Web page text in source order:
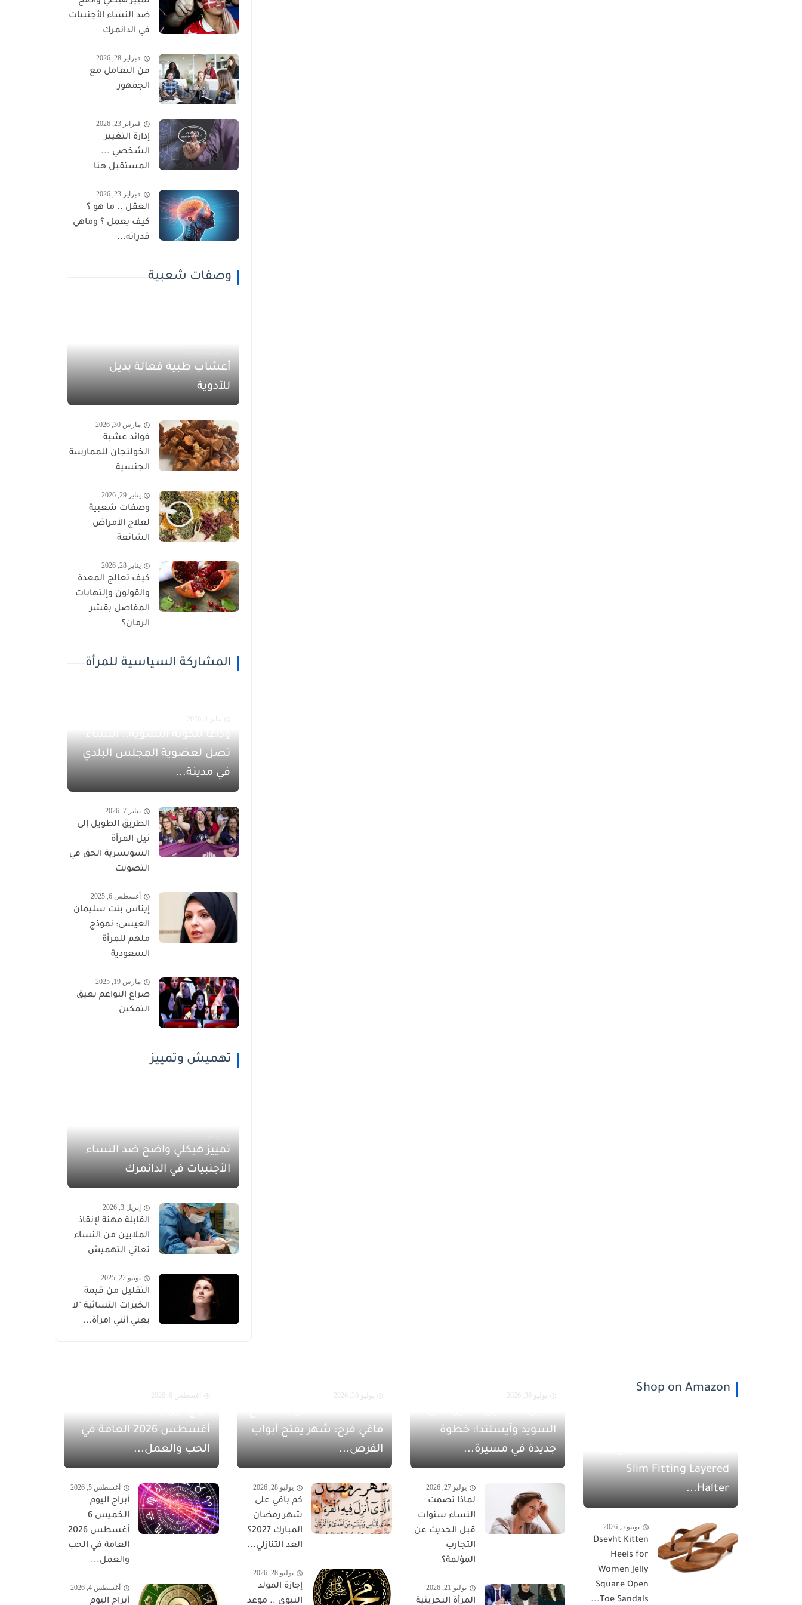
ضد النساء الأجنبيات
في الدانمرك
فبراير 28, 2026
فن التعامل مع
الجمهور
فبراير 23, 2026
إدارة التغيير
الشخصي ...
المستقبل هنا
فبراير 23, 2026
العقل .. ما هو ؟
كيف يعمل ؟ وماهي
قدراته...
وصفات شعبية
أعشاب طبية فعالة بديل
للأدوية
مارس 30, 2026
فوائد عشبة
الخولنجان للممارسة
الجنسية
يناير 29, 2026
وصفات شعبية
لعلاج الأمراض
الشائعة
يناير 28, 2026
كيف تعالج المعدة
والقولون وإلتهابات
المفاصل بقشر
الرمان؟
المشاركة السياسية للمرأة
مايو 1, 2026
وداعاً للكوتة النسوية.. النساء
تصل لعضوية المجلس البلدي
في مدينة...
يناير 7, 2026
الطريق الطويل إلى
نيل المرأة
السويسرية الحق في
التصويت
أغسطس 6, 2025
إيناس بنت سليمان
العيسى: نموذج
ملهم للمرأة
السعودية
مارس 19, 2025
صراع النواعم يعيق
التمكين
تهميش وتمييز
تمييز هيكلي واضح ضد النساء
الأجنبيات في الدانمرك
إبريل 3, 2026
القابلة مهنة لإنقاذ
الملايين من النساء
تعاني التهميش
يونيو 22, 2025
التقليل من قيمة
الخبرات النسائية "لا
يعني أنني امرأة...
Shop on Amazon
Slim Fitting Layered
Halter...
يونيو 5, 2026
Dsevht Kitten
Heels for
Women Jelly
Square Open
Toe Sandals...
يوليو 30, 2026
السويد وآيسلندا: خطوة
جديدة في مسيرة...
يوليو 27, 2026
لماذا تصمت
النساء سنوات
قبل الحديث عن
التجارب
المؤلمة؟
يوليو 21, 2026
المرأة البحرينية
يوليو 30, 2026
ماغي فرح: شهر يفتح أبواب
الفرص...
يوليو 28, 2026
كم باقي على
شهر رمضان
المبارك 2027؟
العد التنازلي...
يوليو 28, 2026
إجازة المولد
النبوي .. موعد
أغسطس 6, 2026
أغسطس 2026 العامة في
الحب والعمل...
أغسطس 5, 2026
أبراج اليوم
الخميس 6
أغسطس 2026
العامة في الحب
والعمل...
أغسطس 4, 2026
أبراج اليوم